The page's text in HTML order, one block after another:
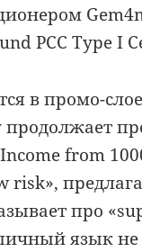
PCC Type I
в промо-
продолжает
from
про
язык не